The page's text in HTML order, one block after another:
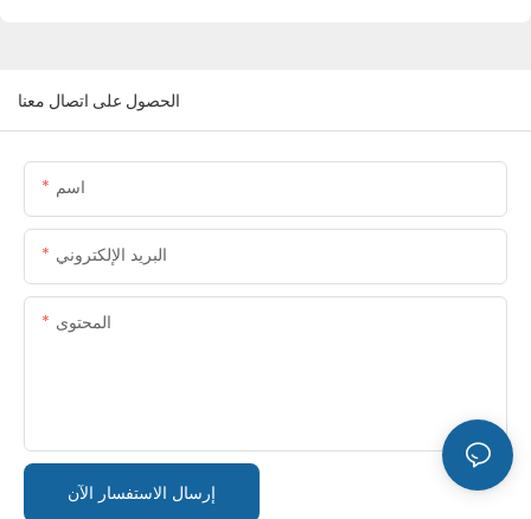
الحصول على اتصال معنا
اسم
البريد الإلكتروني
المحتوى
إرسال الاستفسار الآن